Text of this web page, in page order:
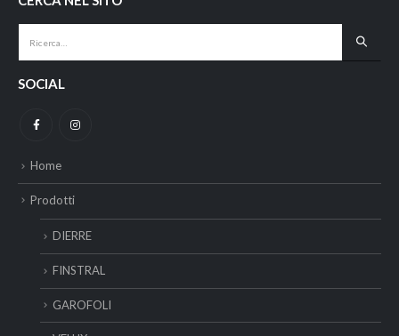
SOCIAL
Home
Prodotti
DIERRE
FINSTRAL
GAROFOLI